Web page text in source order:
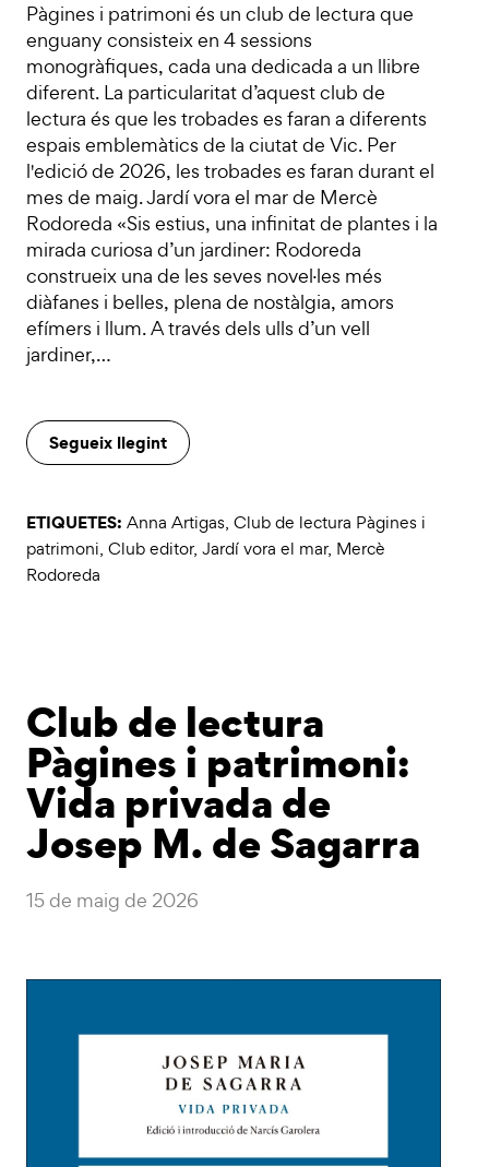
Pàgines i patrimoni és un club de lectura que
enguany consisteix en 4 sessions
monogràfiques, cada una dedicada a un llibre
diferent. La particularitat d’aquest club de
lectura és que les trobades es faran a diferents
espais emblemàtics de la ciutat de Vic. Per
l'edició de 2026, les trobades es faran durant el
mes de maig. Jardí vora el mar de Mercè
Rodoreda «Sis estius, una infinitat de plantes i la
mirada curiosa d’un jardiner: Rodoreda
construeix una de les seves novel·les més
diàfanes i belles, plena de nostàlgia, amors
efímers i llum. A través dels ulls d’un vell
jardiner,…
Segueix llegint
ETIQUETES: Anna Artigas, Club de lectura Pàgines i
patrimoni, Club editor, Jardí vora el mar, Mercè
Rodoreda
Club de lectura
Pàgines i patrimoni:
Vida privada de
Josep M. de Sagarra
15 de maig de 2026